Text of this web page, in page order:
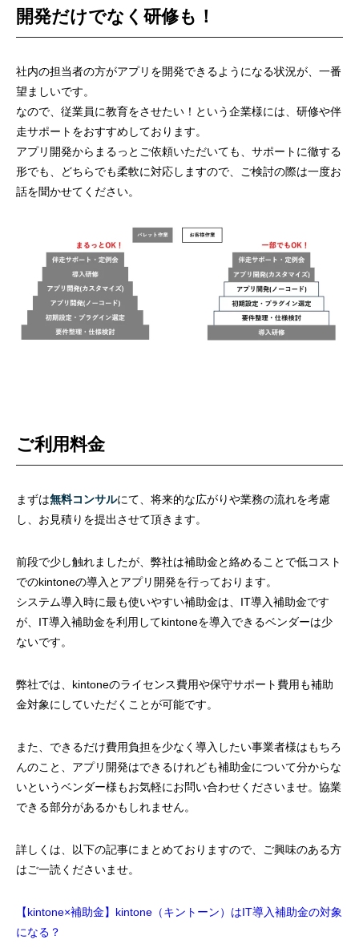
開発だけでなく研修も！
社内の担当者の方がアプリを開発できるようになる状況が、一番
望ましいです。
なので、従業員に教育をさせたい！という企業様には、研修や伴
走サポートをおすすめしております。
アプリ開発からまるっとご依頼いただいても、サポートに徹する
形でも、どちらでも柔軟に対応しますので、ご検討の際は一度お
話を聞かせてください。
ご利用料金
まずは無料コンサルにて、 将来的な広がりや業務の流れを考慮
し、お見積りを提出させて頂きます。
前段で少し触れましたが、弊社は補助金と絡めることで低コスト
でのkintoneの導入とアプリ開発を行っております。
システム導入時に最も使いやすい補助金は、IT導入補助金です
が、IT導入補助金を利用してkintoneを導入できるベンダーは少
ないです。
弊社では、kintoneのライセンス費用や保守サポート費用も補助
金対象にしていただくことが可能です。
また、できるだけ費用負担を少なく導入したい事業者様はもちろ
んのこと、アプリ開発はできるけれども補助金について分からな
いというベンダー様もお気軽にお問い合わせくださいませ。協業
できる部分があるかもしれません。
詳しくは、以下の記事にまとめておりますので、ご興味のある方
はご一読くださいませ。
【kintone×補助金】kintone（キントーン）はIT導入補助金の対象
になる？